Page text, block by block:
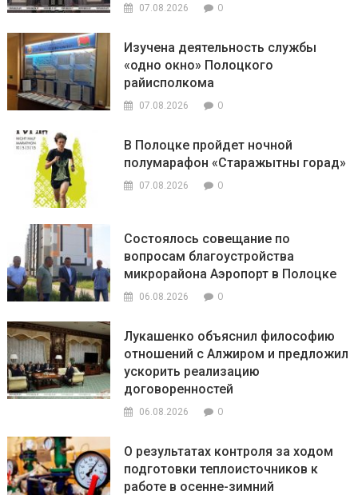
07.08.2026 0
Изучена деятельность службы
«одно окно» Полоцкого
райисполкома
07.08.2026 0
В Полоцке пройдет ночной
полумарафон «Старажытны горад»
07.08.2026 0
Состоялось совещание по
вопросам благоустройства
микрорайона Аэропорт в Полоцке
06.08.2026 0
Лукашенко объяснил философию
отношений с Алжиром и предложил
ускорить реализацию
договоренностей
06.08.2026 0
О результатах контроля за ходом
подготовки теплоисточников к
работе в осенне-зимний